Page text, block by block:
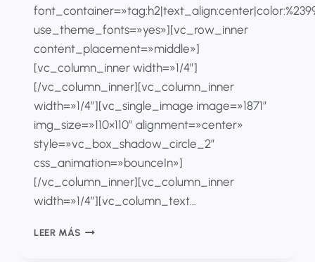
use_theme_fonts=»yes»][vc_row_inner
content_placement=»middle»]
[vc_column_inner width=»1/4″]
[/vc_column_inner][vc_column_inner
width=»1/4″][vc_single_image image=»1871″
img_size=»110×110″ alignment=»center»
style=»vc_box_shadow_circle_2″
css_animation=»bounceIn»]
[/vc_column_inner][vc_column_inner
width=»1/4″][vc_column_text…
LEER MÁSRESOLUCIÓN